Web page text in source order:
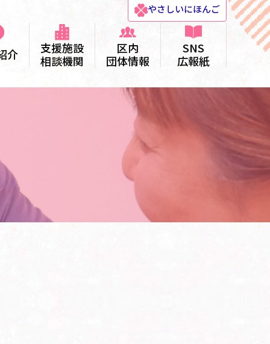
やさしいにほんご
介
支援施設
相談機関
区内
団体情報
SNS
広報紙